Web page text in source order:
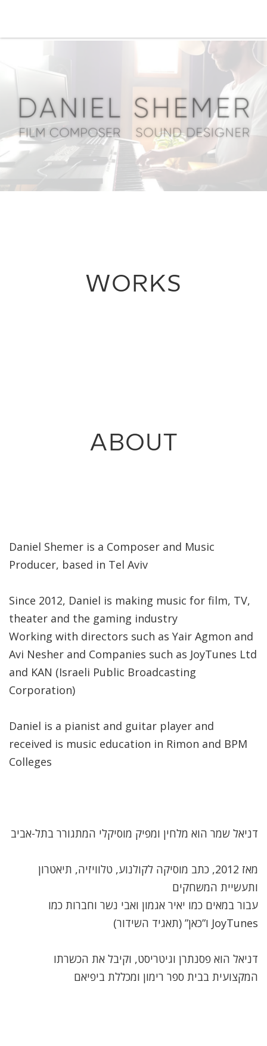
WORKS
ABOUT
Daniel Shemer is a Composer and Music
Producer, based in Tel Aviv
Since 2012, Daniel is making music for film, TV,
theater and the gaming industry
Working with directors such as Yair Agmon and
Avi Nesher and Companies such as JoyTunes Ltd
and KAN (Israeli Public Broadcasting
Corporation)
Daniel is a pianist and guitar player and
received is music education in Rimon and BPM
Colleges
דניאל שמר הוא מלחין ומפיק מוסיקלי המתגורר בתל-אביב
מאז 2012, כתב מוסיקה לקולנוע, טלוויזיה, תיאטרון
ותעשיית המשחקים
עבור במאים כמו יאיר אגמון ואבי נשר וחברות כמו
JoyTunes ו”כאן” (תאגיד השידור)
דניאל הוא פסנתרן וגיטריסט, וקיבל את הכשרתו
המקצועית בבית ספר רימון ומכללת ביפיאם